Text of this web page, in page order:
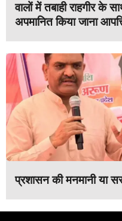
वालों में तबाही राहगीर
अपमानित किया जाना
प्रशासन की मनमानी या